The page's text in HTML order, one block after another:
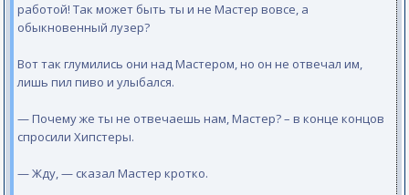
работой! Так может быть ты и не Мастер вовсе, а
обыкновенный лузер?
Вот так глумились они над Мастером, но он не отвечал им,
лишь пил пиво и улыбался.
— Почему же ты не отвечаешь нам, Мастер? – в конце концов
спросили Хипстеры.
— Жду, — сказал Мастер кротко.